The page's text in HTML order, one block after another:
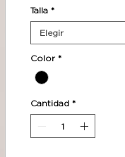
Talla *
Elegir
Color *
Cantidad *